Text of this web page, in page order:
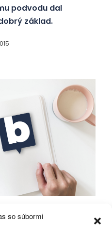
so súbormi
podvodu dal
základ.